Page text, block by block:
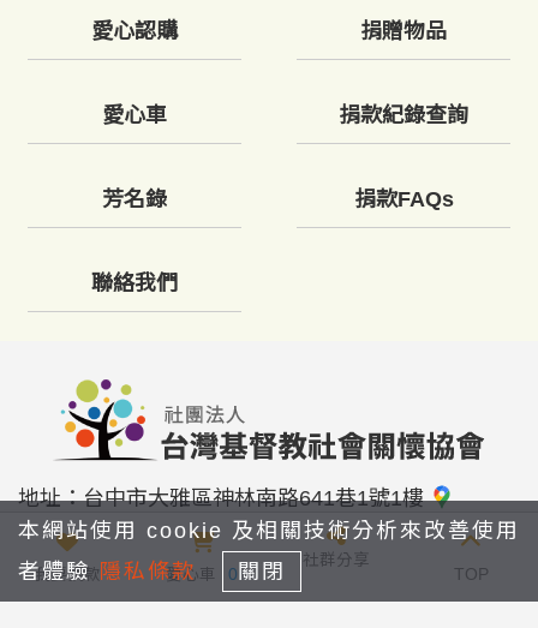
愛心認購 捐贈物品
愛心車 捐款紀錄查詢
芳名錄 捐款FAQs
聯絡我們
地址：台中市大雅區神林南路641巷1號1樓
Email： service@tcsc.org.tw
電話：04-25683898
我要捐款 愛心車 0
社群分享
TOP
本網站使用 cookie 及相關技術分析來改善使用
者體驗 隱私條款 關閉